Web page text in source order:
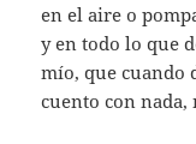
en el aire o
y en todo lo que
mío, que cuando
cuento con nada,